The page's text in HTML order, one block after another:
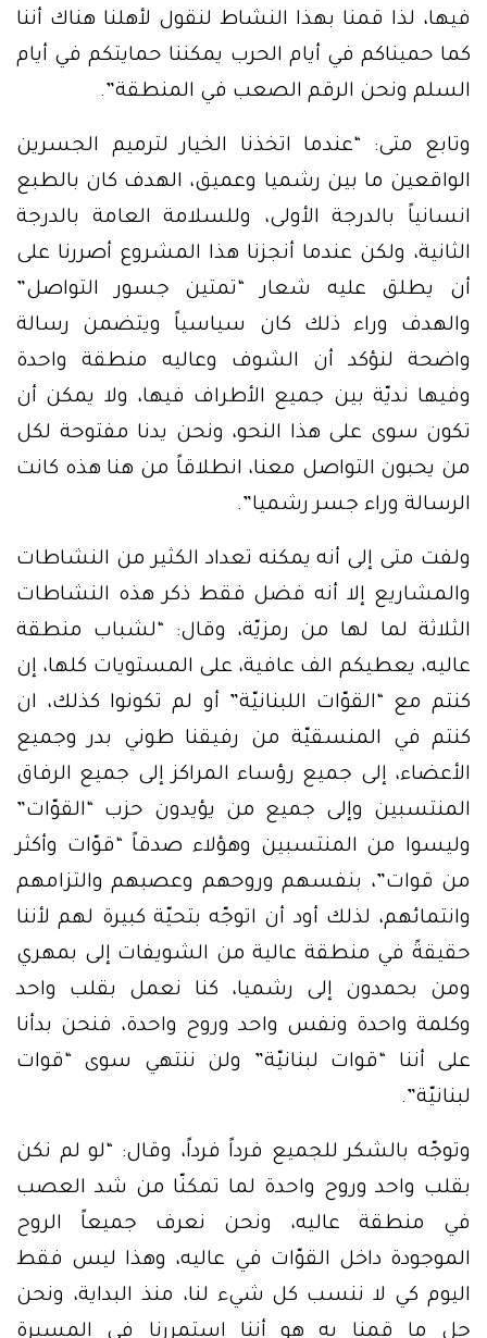
فيها، لذا قمنا بهذا النشاط لنقول لأهلنا هناك أننا
كما حميناكم في أيام الحرب يمكننا حمايتكم في أيام
السلم ونحن الرقم الصعب في المنطقة”.
وتابع متى: “عندما اتخذنا الخيار لترميم الجسرين
الواقعين ما بين رشميا وعميق، الهدف كان بالطبع
انسانياً بالدرجة الأولى، وللسلامة العامة بالدرجة
الثانية، ولكن عندما أنجزنا هذا المشروع أصررنا على
أن يطلق عليه شعار “تمتين جسور التواصل”
والهدف وراء ذلك كان سياسياً ويتضمن رسالة
واضحة لنؤكد أن الشوف وعاليه منطقة واحدة
وفيها نديّة بين جميع الأطراف فيها، ولا يمكن أن
تكون سوى على هذا النحو، ونحن يدنا مفتوحة لكل
من يحبون التواصل معنا، انطلاقاً من هنا هذه كانت
الرسالة وراء جسر رشميا”.
ولفت متى إلى أنه يمكنه تعداد الكثير من النشاطات
والمشاريع إلا أنه فضل فقط ذكر هذه النشاطات
الثلاثة لما لها من رمزيّة، وقال: “لشباب منطقة
عاليه، يعطيكم الف عافية، على المستويات كلها، إن
كنتم مع “القوّات اللبنانيّة” أو لم تكونوا كذلك، ان
كنتم في المنسقيّة من رفيقنا طوني بدر وجميع
الأعضاء، إلى جميع رؤساء المراكز إلى جميع الرفاق
المنتسبين وإلى جميع من يؤيدون حزب “القوّات”
وليسوا من المنتسبين وهؤلاء صدقاً “قوّات وأكثر
من قوات”، بنفسهم وروحهم وعصبهم والتزامهم
وانتمائهم، لذلك أود أن اتوجّه بتحيّة كبيرة لهم لأننا
حقيقةً في منطقة عالية من الشويفات إلى بمهري
ومن بحمدون إلى رشميا، كنا نعمل بقلب واحد
وكلمة واحدة ونفس واحد وروح واحدة، فنحن بدأنا
على أننا “قوات لبنانيّة” ولن ننتهي سوى “قوات
لبنانيّة”.
وتوجّه بالشكر للجميع فرداً فرداً، وقال: “لو لم نكن
بقلب واحد وروح واحدة لما تمكنّا من شد العصب
في منطقة عاليه، ونحن نعرف جميعاً الروح
الموجودة داخل القوّات في عاليه، وهذا ليس فقط
اليوم كي لا ننسب كل شيء لنا، منذ البداية، ونحن
جل ما قمنا به هو أننا استمررنا في المسيرة